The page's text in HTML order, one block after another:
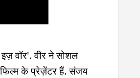
वॉर'. वीर ने सोशल
फिल्म के प्रेज़ेंटर हैं. संजय